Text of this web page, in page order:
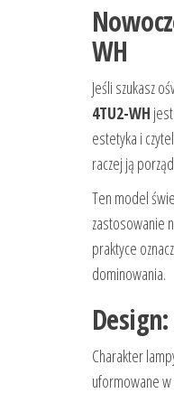
WH
Jeśli szukasz
4TU2-WH
estetyka i
raczej ją
Ten model
zastosowanie
praktyce
dominowania.
Charakter
uformowane w